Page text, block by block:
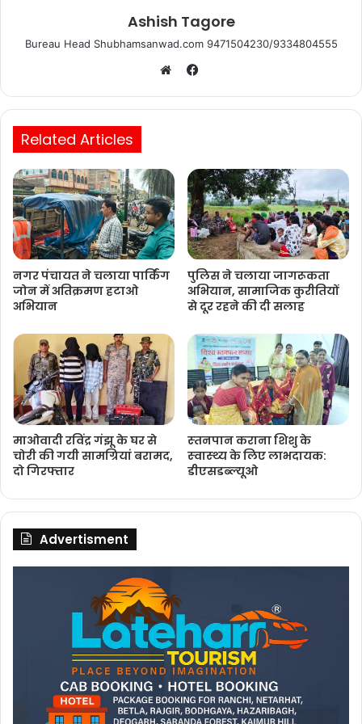
Ashish Tagore
Bureau Head Shubhamsanwad.com 9471504230/9334804555
Facebook
Related Articles
नगर पंचायत ने चलाया पार्किंग
जोन में अतिक्रमण हटाओ
अभियान
पुलिस ने चलाया जागरूकता
अभियान, सामाजिक कुरीतियों
से दूर रहने की दी सलाह
माओवादी रविंद्र गंझू के घर से
चोरी की गयी सामग्रियां बरामद,
दो गिरफ्तार
स्‍तनपान कराना शिशु के
स्‍वास्‍थ्‍य के लिए लाभदायक:
डीएसडब्‍ल्‍यूओ
Advertisment